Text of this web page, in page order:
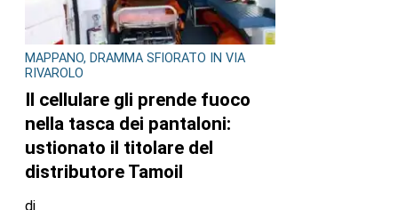
MAPPANO, DRAMMA SFIORATO IN VIA
RIVAROLO
Il cellulare gli prende fuoco
nella tasca dei pantaloni:
ustionato il titolare del
distributore Tamoil
di